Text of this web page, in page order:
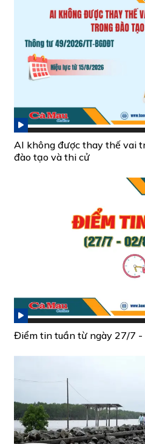
AI không được thay thế vai
đào tạo và thi cử
Điểm tin tuần từ ngày 27/7